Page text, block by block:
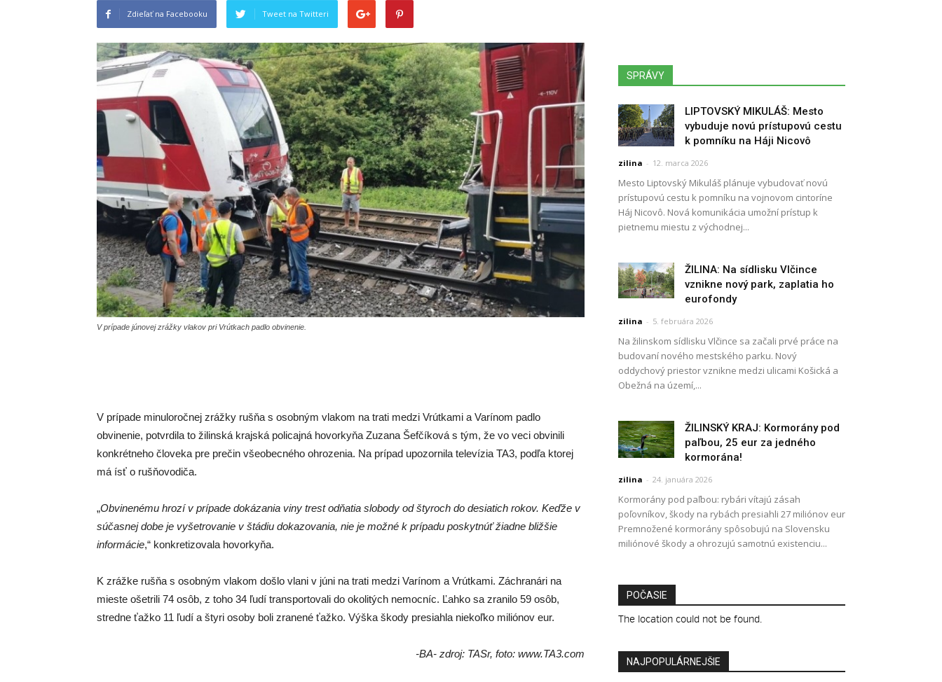
Zdieľať na Facebooku Tweet na Twitteri
V prípade júnovej zrážky vlakov pri Vrútkach padlo obvinenie.
V prípade minuloročnej zrážky rušňa s osobným vlakom na trati medzi Vrútkami a Varínom padlo
obvinenie, potvrdila to žilinská krajská policajná hovorkyňa Zuzana Šefčíková s tým, že vo veci obvinili
konkrétneho človeka pre prečin všeobecného ohrozenia. Na prípad upozornila televízia TA3, podľa ktorej
má ísť o rušňovodiča.
„Obvinenému hrozí v prípade dokázania viny trest odňatia slobody od štyroch do desiatich rokov. Keďže v
súčasnej dobe je vyšetrovanie v štádiu dokazovania, nie je možné k prípadu poskytnúť žiadne bližšie
informácie,“ konkretizovala hovorkyňa.
K zrážke rušňa s osobným vlakom došlo vlani v júni na trati medzi Varínom a Vrútkami. Záchranári na
mieste ošetrili 74 osôb, z toho 34 ľudí transportovali do okolitých nemocníc. Ľahko sa zranilo 59 osôb,
stredne ťažko 11 ľudí a štyri osoby boli zranené ťažko. Výška škody presiahla niekoľko miliónov eur.
-BA- zdroj: TASr, foto: www.TA3.com
SPRÁVY
LIPTOVSKÝ MIKULÁŠ: Mesto
vybuduje novú prístupovú cestu
k pomníku na Háji Nicovô
zilina - 12. marca 2026
Mesto Liptovský Mikuláš plánuje vybudovať novú
prístupovú cestu k pomníku na vojnovom cintoríne
Háj Nicovô. Nová komunikácia umožní prístup k
pietnemu miestu z východnej...
ŽILINA: Na sídlisku Vlčince
vznikne nový park, zaplatia ho
eurofondy
zilina - 5. februára 2026
Na žilinskom sídlisku Vlčince sa začali prvé práce na
budovaní nového mestského parku. Nový
oddychový priestor vznikne medzi ulicami Košická a
Obežná na území,...
ŽILINSKÝ KRAJ: Kormorány pod
paľbou, 25 eur za jedného
kormorána!
zilina - 24. januára 2026
Kormorány pod paľbou: rybári vítajú zásah
poľovníkov, škody na rybách presiahli 27 miliónov eur
Premnožené kormorány spôsobujú na Slovensku
miliónové škody a ohrozujú samotnú existenciu...
POČASIE
The location could not be found.
NAJPOPULÁRNEJŠIE